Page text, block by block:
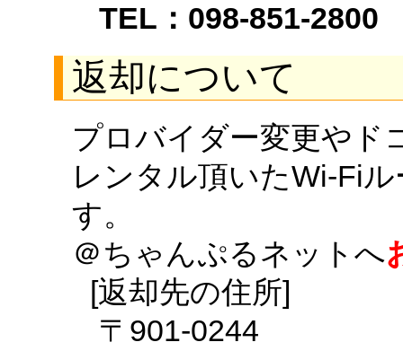
TEL：098-851-2800
返却について
プロバイダー変更やド
レンタル頂いたWi-Fi
す。
＠ちゃんぷるネットへ
[返却先の住所]
〒901-0244